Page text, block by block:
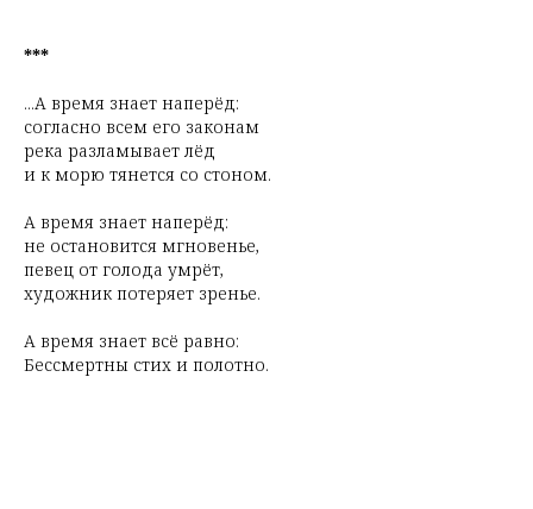
***
...А время знает наперёд:
согласно всем его законам
река разламывает лёд
и к морю тянется со стоном.
А время знает наперёд:
не остановится мгновенье,
певец от голода умрёт,
художник потеряет зренье.
А время знает всё равно:
Бессмертны стих и полотно.